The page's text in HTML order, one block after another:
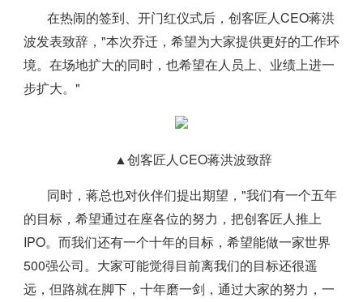
在热闹的签到、开门红仪式后，创客匠人CEO蒋洪
波发表致辞，"本次乔迁，希望为大家提供更好的工作环
境。在场地扩大的同时，也希望在人员上、业绩上进一
步扩大。"
▲创客匠人CEO蒋洪波致辞
同时，蒋总也对伙伴们提出期望，"我们有一个五年
的目标，希望通过在座各位的努力，把创客匠人推上
IPO。而我们还有一个十年的目标，希望能做一家世界
500强公司。大家可能觉得目前离我们的目标还很遥
远，但路就在脚下，十年磨一剑，通过大家的努力，一